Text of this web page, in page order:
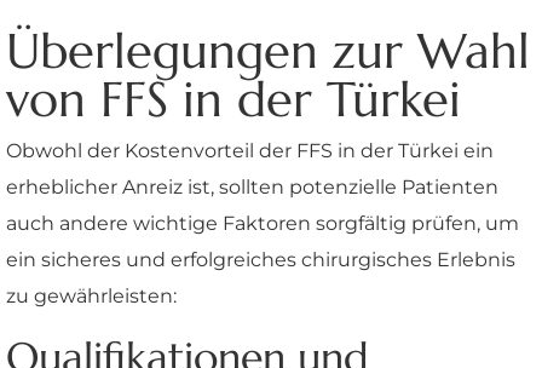
Überlegungen zur Wahl
von FFS in der Türkei
Obwohl der Kostenvorteil der FFS in der Türkei ein
erheblicher Anreiz ist, sollten potenzielle Patienten
auch andere wichtige Faktoren sorgfältig prüfen, um
ein sicheres und erfolgreiches chirurgisches Erlebnis
zu gewährleisten:
Qualifikationen und